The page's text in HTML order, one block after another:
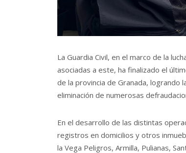
La Guardia Civil, en el marco de la
asociadas a este, ha finalizado el
de la provincia de Granada, logrando
eliminación de numerosas
En el desarrollo de las distintas
registros en domicilios y otros
la Vega Peligros, Armilla, Pulianas,